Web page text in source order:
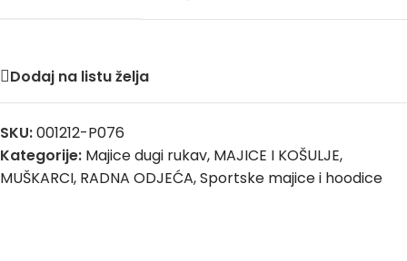
Dodaj na listu želja
SKU:001212-P076
Kategorije: Majice dugi rukav, MAJICE I KOŠULJE,
MUŠKARCI, RADNA ODJEĆA,Sportske majice i hoodice